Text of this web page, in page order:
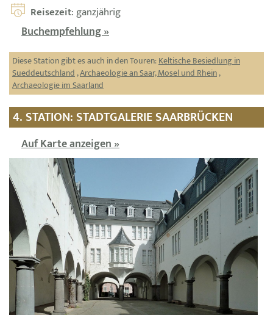
Reisezeit: ganzjährig
Buchempfehlung »
Diese Station gibt es auch in den Touren:Keltische Besiedlung in
Sueddeutschland,Archaeologie an Saar, Mosel und Rhein,
Archaeologie im Saarland
4. STATION: STADTGALERIE SAARBRÜCKEN
Auf Karte anzeigen »